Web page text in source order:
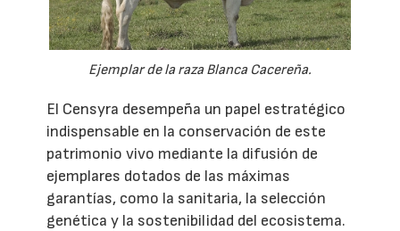
Ejemplar de la raza Blanca Cacereña.
El Censyra desempeña un papel estratégico
indispensable en la conservación de este
patrimonio vivo mediante la difusión de
ejemplares dotados de las máximas
garantías, como la sanitaria, la selección
genética y la sostenibilidad del ecosistema.